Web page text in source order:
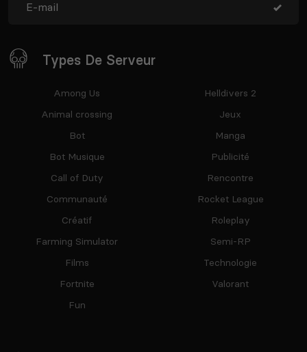
Types De Serveur
Among Us
Animal crossing
Bot
Bot Musique
Call of Duty
Communauté
Créatif
Farming Simulator
Films
Fortnite
Fun
Helldivers 2
Jeux
Manga
Publicité
Rencontre
Rocket League
Roleplay
Semi-RP
Technologie
Valorant